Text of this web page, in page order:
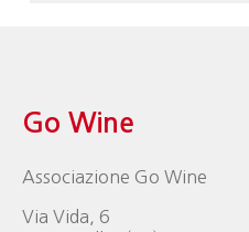
Go Wine
Associazione Go Wine
Via Vida, 6